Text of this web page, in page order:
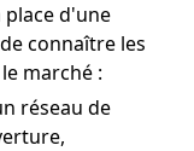
place d'une
connaître les
marché :
réseau de